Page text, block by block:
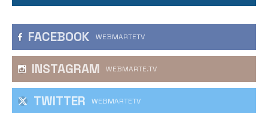
FACEBOOK WEBMARTETV
INSTAGRAM WEBMARTE.TV
TWITTER WEBMARTETV